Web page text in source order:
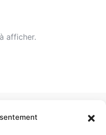
afficher.